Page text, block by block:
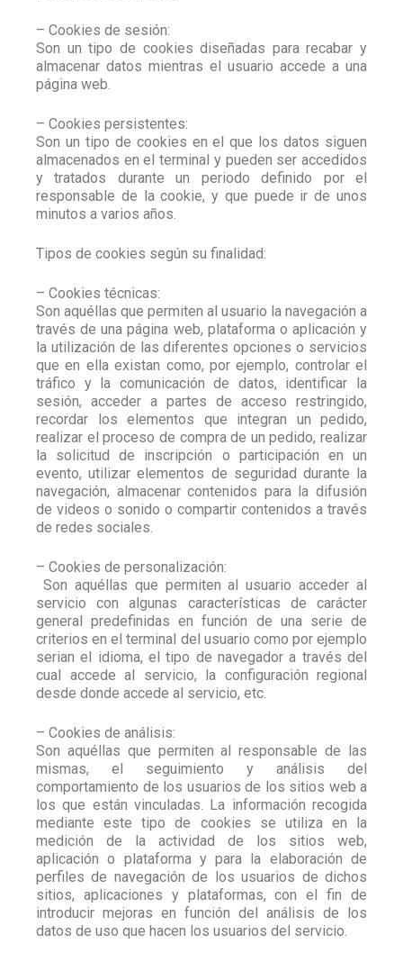
– Cookies de sesión:
Son un tipo de cookies diseñadas para recabar y
almacenar datos mientras el usuario accede a una
página web.
– Cookies persistentes:
Son un tipo de cookies en el que los datos siguen
almacenados en el terminal y pueden ser accedidos
y tratados durante un periodo definido por el
responsable de la cookie, y que puede ir de unos
minutos a varios años.
Tipos de cookies según su finalidad:
– Cookies técnicas:
Son aquéllas que permiten al usuario la navegación a
través de una página web, plataforma o aplicación y
la utilización de las diferentes opciones o servicios
que en ella existan como, por ejemplo, controlar el
tráfico y la comunicación de datos, identificar la
sesión, acceder a partes de acceso restringido,
recordar los elementos que integran un pedido,
realizar el proceso de compra de un pedido, realizar
la solicitud de inscripción o participación en un
evento, utilizar elementos de seguridad durante la
navegación, almacenar contenidos para la difusión
de videos o sonido o compartir contenidos a través
de redes sociales.
– Cookies de personalización:
Son aquéllas que permiten al usuario acceder al
servicio con algunas características de carácter
general predefinidas en función de una serie de
criterios en el terminal del usuario como por ejemplo
serian el idioma, el tipo de navegador a través del
cual accede al servicio, la configuración regional
desde donde accede al servicio, etc.
– Cookies de análisis:
Son aquéllas que permiten al responsable de las
mismas, el seguimiento y análisis del
comportamiento de los usuarios de los sitios web a
los que están vinculadas. La información recogida
mediante este tipo de cookies se utiliza en la
medición de la actividad de los sitios web,
aplicación o plataforma y para la elaboración de
perfiles de navegación de los usuarios de dichos
sitios, aplicaciones y plataformas, con el fin de
introducir mejoras en función del análisis de los
datos de uso que hacen los usuarios del servicio.